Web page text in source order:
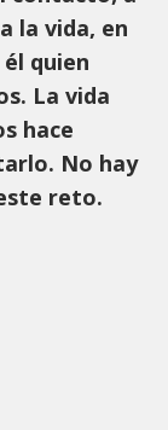
la vida, en
quien
La vida
hace
No hay
reto.